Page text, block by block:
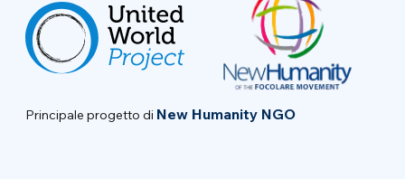
Principale progetto di New Humanity NGO